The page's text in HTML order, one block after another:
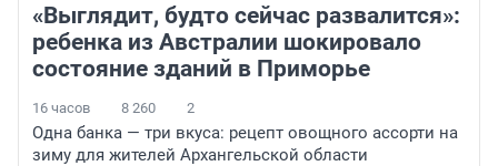
«Выглядит, будто сейчас развалится»:
ребенка из Австралии шокировало
состояние зданий в Приморье
16 часов 8 260 2
Одна банка — три вкуса: рецепт овощного ассорти на
зиму для жителей Архангельской области